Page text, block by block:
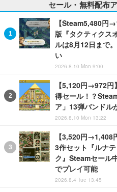
セール・無料配布
【Steam5,480円
版『タクティクス
ルは8月12日まで
い
2026.8.10 Mon 9:00
【5,120円→972円
得セール！？
ア」13弾バンドル
2026.8.10 Mon 13:22
【3,520円→1,408
3作セット『ルナ
ク』Steamセール
でプレイ可能
2026.8.4 Tue 13:45